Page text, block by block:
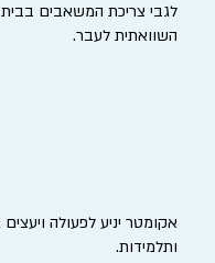
לגבי צריכת המשאבים
השוואתית לעבר.
אקומטר יניע לפעולה
ותלמידות.